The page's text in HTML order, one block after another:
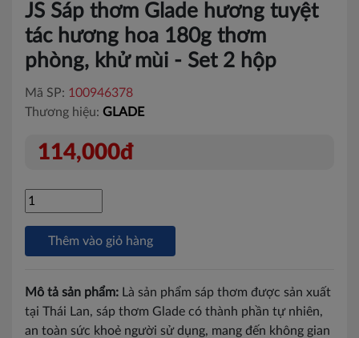
JS Sáp thơm Glade hương tuyệt
tác hương hoa 180g thơm
phòng, khử mùi - Set 2 hộp
Mã SP: 100946378
Thương hiệu: GLADE
114,000đ
Thêm vào giỏ hàng
Mô tả sản phẩm: Là sản phẩm sáp thơm được sản xuất
tại Thái Lan, sáp thơm Glade có thành phần tự nhiên,
an toàn sức khoẻ người sử dụng, mang đến không gian